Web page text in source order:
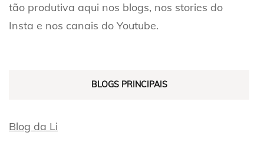
tão produtiva aqui nos blogs, nos stories do
Insta e nos canais do Youtube.
BLOGS PRINCIPAIS
Blog da Li